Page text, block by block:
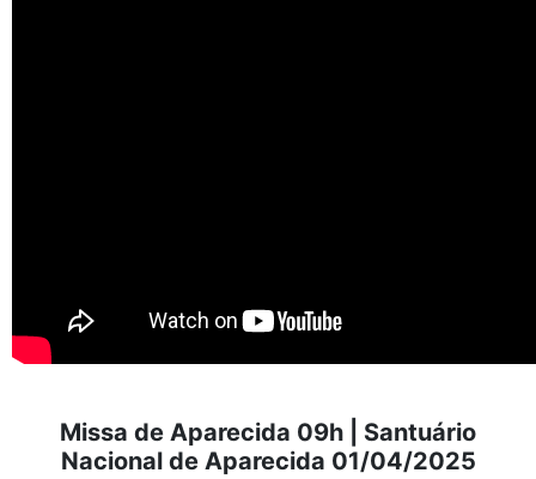
Missa de Aparecida 09h | Santuário
Nacional de Aparecida 01/04/2025